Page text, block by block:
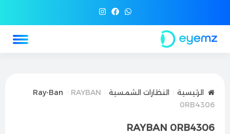
الرئيسية النظارات الشمسية Ray-Ban
RAYBAN
0RB4306
RAYBAN 0RB4306